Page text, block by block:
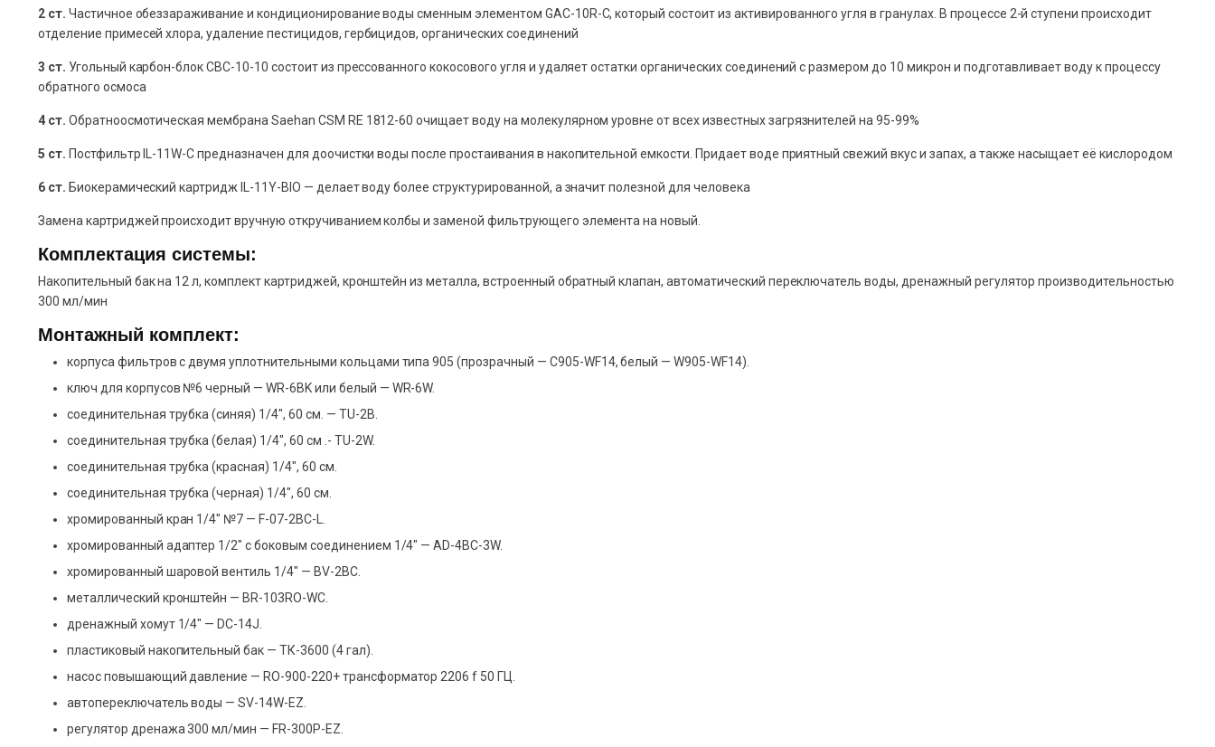
2 ст. Частичное обеззараживание и кондиционирование воды сменным элементом GAC-10R-C, который состоит из активированного угля в гранулах. В процессе 2-й ступени происходит
отделение примесей хлора, удаление пестицидов, гербицидов, органических соединений
3 ст. Угольный карбон-блок CBC-10-10 состоит из прессованного кокосового угля и удаляет остатки органических соединений с размером до 10 микрон и подготавливает воду к процессу
обратного осмоса
4 ст. Обратноосмотическая мембрана Saehan CSM RE 1812-60 очищает воду на молекулярном уровне от всех известных загрязнителей на 95-99%
5 ст. Постфильтр IL-11W-C предназначен для доочистки воды после простаивания в накопительной емкости. Придает воде приятный свежий вкус и запах, а также насыщает её кислородом
6 ст. Биокерамический картридж IL-11Y-BIO — делает воду более структурированной, а значит полезной для человека
Замена картриджей происходит вручную откручиванием колбы и заменой фильтрующего элемента на новый.
Комплектация системы:
Накопительный бак на 12 л, комплект картриджей, кронштейн из металла, встроенный обратный клапан, автоматический переключатель воды, дренажный регулятор производительностью
300 мл/мин
Монтажный комплект:
корпуса фильтров с двумя уплотнительными кольцами типа 905 (прозрачный — C905-WF14, белый — W905-WF14).
ключ для корпусов №6 черный — WR-6BK или белый — WR-6W.
соединительная трубка (синяя) 1/4″, 60 см. — TU-2B.
соединительная трубка (белая) 1/4″, 60 см .- TU-2W.
соединительная трубка (красная) 1/4″, 60 см.
соединительная трубка (черная) 1/4″, 60 см.
хромированный кран 1/4″ №7 — F-07-2BC-L.
хромированный адаптер 1/2″ с боковым соединением 1/4″ — AD-4BC-3W.
хромированный шаровой вентиль 1/4″ — BV-2BC.
металлический кронштейн — BR-103RO-WC.
дренажный хомут 1/4″ — DC-14J.
пластиковый накопительный бак — ТК-3600 (4 гал).
насос повышающий давление — RO-900-220+ трансформатор 2206 f 50 ГЦ.
автопереключатель воды — SV-14W-EZ.
регулятор дренажа 300 мл/мин — FR-300Р-ЕZ.